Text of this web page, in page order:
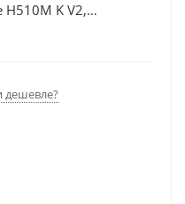
H510M K V2,
DDR4 64Gb,